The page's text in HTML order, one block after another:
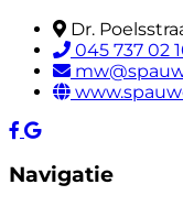
Dr.
045 737 02
Navigatie